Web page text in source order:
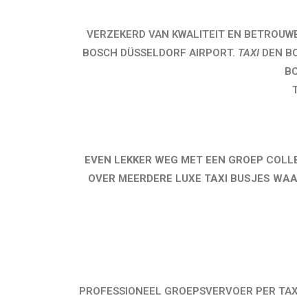
VERZEKERD VAN KWALITEIT EN
BOSCH DÜSSELDORF AIRPORT. TAXI DEN
EVEN LEKKER WEG MET EEN GROEP
OVER MEERDERE LUXE TAXI BUSJES
PROFESSIONEEL GROEPSVERVOER PER